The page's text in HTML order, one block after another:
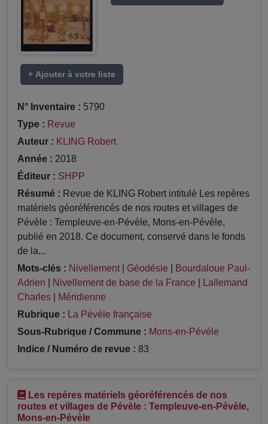
+ Ajouter à votre liste
N° Inventaire : 5790
Type : Revue
Auteur : KLING Robert
Année : 2018
Éditeur : SHPP
Résumé : Revue de KLING Robert intitulé Les repères
matériels géoréférencés de nos routes et villages de
Pévèle : Templeuve-en-Pévèle, Mons-en-Pévèle,
publié en 2018. Ce document, conservé dans le fonds
de la...
Mots-clés : Nivellement Géodésie
Bourdaloue Paul-
Adrien
Nivellement de base de la France
Lallemand
Charles
Méridienne
Rubrique : La Pévèle française
Sous-Rubrique / Commune : Mons-en-Pévèle
Indice / Numéro de revue : 83
Les repéres matériels géoréférencés de nos
routes et villages de Pévèle : Templeuve-en-Pévèle,
Mons-en-Pévèle